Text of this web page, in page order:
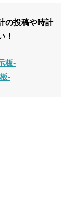
の投稿や時計
！
板-
-